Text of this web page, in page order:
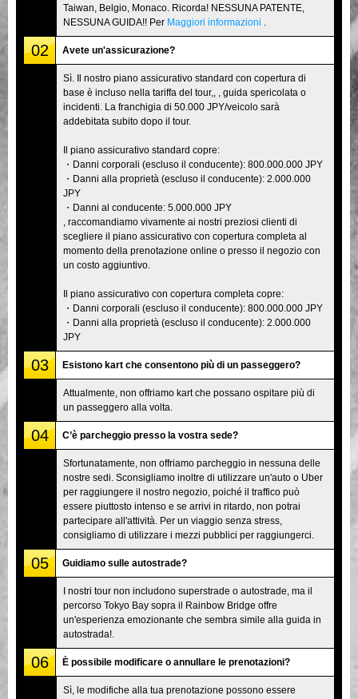
Taiwan, Belgio, Monaco. Ricorda! NESSUNA PATENTE,
NESSUNA GUIDA!! Per Maggiori informazioni
02 Avete un'assicurazione?
Sì. Il nostro piano assicurativo standard con copertura di
base è incluso nella tariffa del tour,, , guida spericolata o
incidenti. La franchigia di 50.000 JPY/veicolo sarà
addebitata subito dopo il tour.
Il piano assicurativo standard copre:
・Danni corporali (escluso il conducente): 800.000.000 JPY
・Danni alla proprietà (escluso il conducente): 2.000.000
JPY
・Danni al conducente: 5.000.000 JPY
, raccomandiamo vivamente ai nostri preziosi clienti di
scegliere il piano assicurativo con copertura completa al
momento della prenotazione online o presso il negozio con
un costo aggiuntivo.
Il piano assicurativo con copertura completa copre:
・Danni corporali (escluso il conducente): 800.000.000 JPY
・Danni alla proprietà (escluso il conducente): 2.000.000
JPY
03 Esistono kart che consentono più di un passeggero?
Attualmente, non offriamo kart che possano ospitare più di
un passeggero alla volta.
04 C’è parcheggio presso la vostra sede?
Sfortunatamente, non offriamo parcheggio in nessuna delle
nostre sedi. Sconsigliamo inoltre di utilizzare un'auto o Uber
per raggiungere il nostro negozio, poiché il traffico può
essere piuttosto intenso e se arrivi in ritardo, non potrai
partecipare all'attività. Per un viaggio senza stress,
consigliamo di utilizzare i mezzi pubblici per raggiungerci.
05 Guidiamo sulle autostrade?
I nostri tour non includono superstrade o autostrade, ma il
percorso Tokyo Bay sopra il Rainbow Bridge offre
un'esperienza emozionante che sembra simile alla guida in
autostrada!.
06 È possibile modificare o annullare le prenotazioni?
Sì, le modifiche alla tua prenotazione possono essere